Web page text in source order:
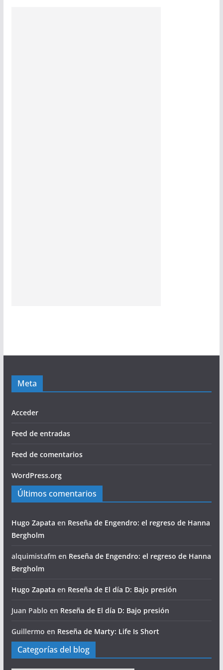
Meta
Acceder
Feed de entradas
Feed de comentarios
WordPress.org
Últimos comentarios
Hugo Zapata en Reseña de Engendro: el regreso de Hanna
Bergholm
alquimistafmen Reseña de Engendro: el regreso de Hanna
Bergholm
Hugo Zapata en Reseña de El día D: Bajo presión
Juan Pablo en Reseña de El día D: Bajo presión
Guillermo en Reseña de Marty: Life Is Short
Categorías del blog